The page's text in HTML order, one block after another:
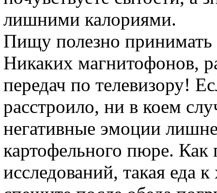
лишними калориями.
Пищу полезно принимать
Никаких магнитофонов,
передач по телевизору!
расстроило, ни в коем
негативные эмоции
картофельного пюре. Как
исследований, такая еда